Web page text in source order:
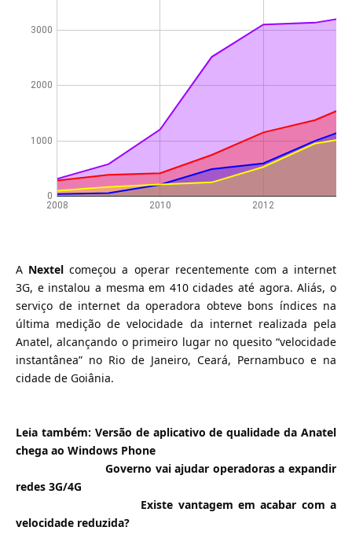
A Nextel começou a operar recentemente com a internet
3G, e instalou a mesma em 410 cidades até agora. Aliás, o
serviço de internet da operadora obteve bons índices na
última medição de velocidade da internet realizada pela
Anatel, alcançando o primeiro lugar no quesito “velocidade
instantânea” no Rio de Janeiro, Ceará, Pernambuco e na
cidade de Goiânia.
Leia também: Versão de aplicativo de qualidade da Anatel
chega ao Windows Phone
Governo vai ajudar operadoras a expandir
redes 3G/4G
Existe vantagem em acabar com a
velocidade reduzida?